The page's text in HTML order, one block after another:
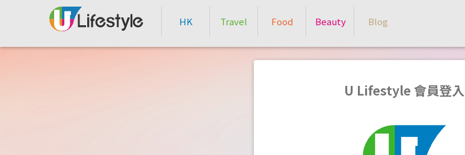
HK Travel Food Beauty Blog
U Lifestyle 會員登入